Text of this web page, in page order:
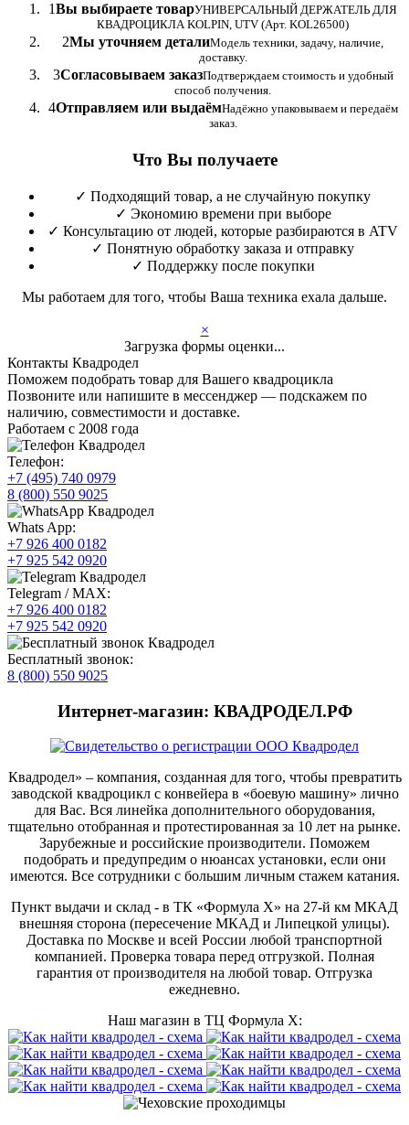
1Вы выбираете товарУНИВЕРСАЛЬНЫЙ ДЕРЖАТЕЛЬ ДЛЯ
КВАДРОЦИКЛА KOLPIN, UTV (Арт. KOL26500)
2Мы уточняем деталиМодель техники, задачу, наличие,
доставку.
3Согласовываем заказПодтверждаем стоимость и удобный
способ получения.
4Отправляем или выдаёмНадёжно упаковываем и передаём
заказ.
Что Вы получаете
✓ Подходящий товар, а не случайную покупку
✓ Экономию времени при выборе
✓ Консультацию от людей, которые разбираются в ATV
✓ Понятную обработку заказа и отправку
✓ Поддержку после покупки
Мы работаем для того, чтобы Ваша техника ехала дальше.
×
Загрузка формы оценки...
Контакты Квадродел
Поможем подобрать товар для Вашего квадроцикла
Позвоните или напишите в мессенджер — подскажем по
наличию, совместимости и доставке.
Работаем с 2008 года
Телефон:
+7 (495) 740 0979
8 (800) 550 9025
Whats App:
+7 926 400 0182
+7 925 542 0920
Telegram / MAX:
+7 926 400 0182
+7 925 542 0920
Бесплатный звонок:
8 (800) 550 9025
Интернет-магазин: КВАДРОДЕЛ.РФ
Квадродел» – компания, созданная для того, чтобы превратить
заводской квадроцикл с конвейера в «боевую машину» лично
для Вас. Вся линейка дополнительного оборудования,
тщательно отобранная и протестированная за 10 лет на рынке.
Зарубежные и российские производители. Поможем
подобрать и предупредим о нюансах установки, если они
имеются. Все сотрудники с большим личным стажем катания.
Пункт выдачи и склад - в ТК «Формула X» на 27-й км МКАД
внешняя сторона (пересечение МКАД и Липецкой улицы).
Доставка по Москве и всей России любой транспортной
компанией. Проверка товара перед отгрузкой. Полная
гарантия от производителя на любой товар. Отгрузка
ежедневно.
Наш магазин в ТЦ Формула Х: